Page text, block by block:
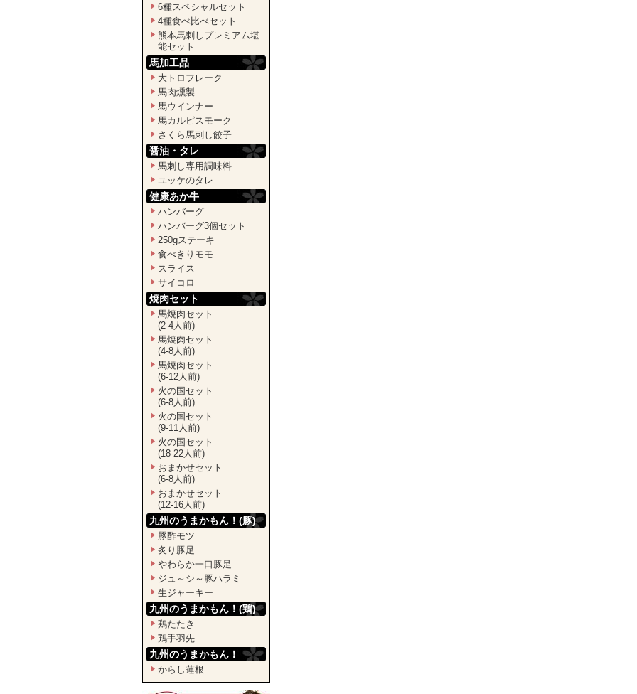
6種スペシャルセット
4種食べ比べセット
熊本馬刺しプレミアム堪
能セット
馬加工品
大トロフレーク
馬肉燻製
馬ウインナー
馬カルピスモーク
さくら馬刺し餃子
醤油・タレ
馬刺し専用調味料
ユッケのタレ
健康あか牛
ハンバーグ
ハンバーグ3個セット
250gステーキ
食べきりモモ
スライス
サイコロ
焼肉セット
馬焼肉セット
(2-4人前)
馬焼肉セット
(4-8人前)
馬焼肉セット
(6-12人前)
火の国セット
(6-8人前)
火の国セット
(9-11人前)
火の国セット
(18-22人前)
おまかせセット
(6-8人前)
おまかせセット
(12-16人前)
九州のうまかもん！(豚)
豚酢モツ
炙り豚足
やわらか一口豚足
ジュ～シ～豚ハラミ
生ジャーキー
九州のうまかもん！(鶏)
鶏たたき
鶏手羽先
九州のうまかもん！
からし蓮根